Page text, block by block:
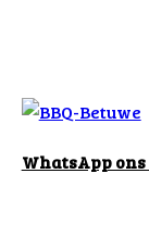
WhatsApp